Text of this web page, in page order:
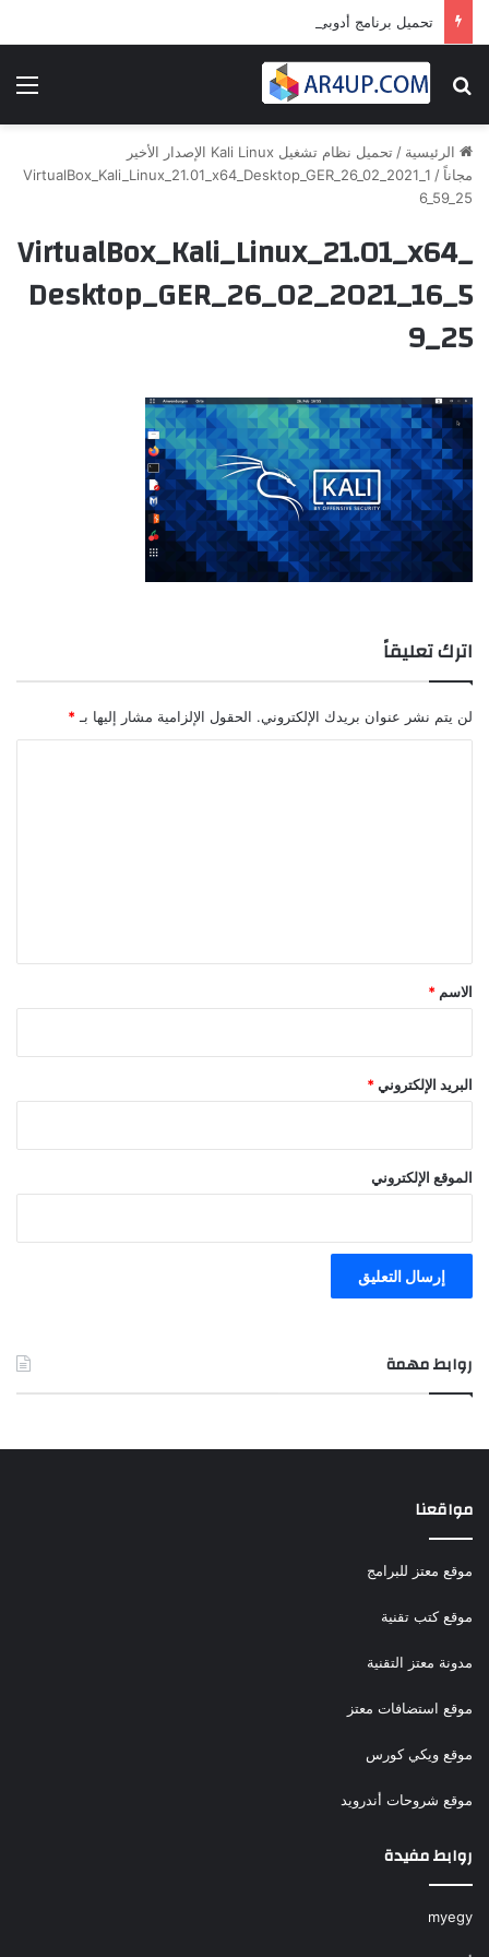
بحث عن
الرئيسية /
تحميل نظام تشغيل Kali Linux الإصدار الأخير
مجاناً /
VirtualBox_Kali_Linux_21.01_x64_Desktop_GER_26_02_2021_1
6_59_25
VirtualBox_Kali_Linux_21.01_x64_
Desktop_GER_26_02_2021_16_5
9_25
اترك تعليقاً
لن يتم نشر عنوان بريدك الإلكتروني. الحقول الإلزامية مشار إليها بـ *
*
الاسم *
البريد الإلكتروني*
الموقع الإلكتروني
روابط مهمة
مواقعنا
موقع معتز للبرامج
موقع كتب تقنية
مدونة معتز التقنية
موقع استضافات معتز
موقع ويكي كورس
موقع شروحات أندرويد
روابط مفيدة
myegy